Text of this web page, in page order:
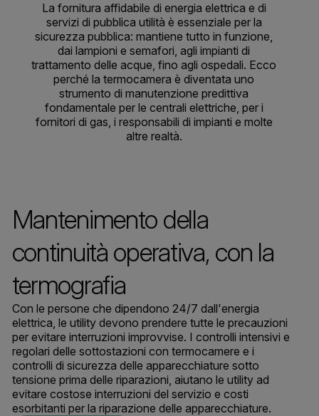
La fornitura affidabile di energia elettrica e di
servizi di pubblica utilità è essenziale per la
sicurezza pubblica: mantiene tutto in funzione,
dai lampioni e semafori, agli impianti di
trattamento delle acque, fino agli ospedali. Ecco
perché la termocamera è diventata uno
strumento di manutenzione predittiva
fondamentale per le centrali elettriche, per i
fornitori di gas, i responsabili di impianti e molte
altre realtà.
Mantenimento della
continuità operativa, con la
termografia
Con le persone che dipendono 24/7 dall'energia
elettrica, le utility devono prendere tutte le precauzioni
per evitare interruzioni improvvise. I controlli intensivi e
regolari delle sottostazioni con termocamere e i
controlli di sicurezza delle apparecchiature sotto
tensione prima delle riparazioni, aiutano le utility ad
evitare costose interruzioni del servizio e costi
esorbitanti per la riparazione delle apparecchiature.